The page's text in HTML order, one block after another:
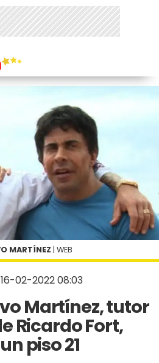
16-02-2022 08:03
Martínez, tutor
Ricardo Fort,
piso 21
MARTÍNEZ | WEB